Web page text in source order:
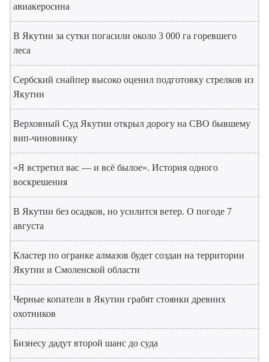
авиакеросина
В Якутии за сутки погасили около 3 000 га горевшего
леса
Сербский снайпер высоко оценил подготовку стрелков из
Якутии
Верховный Суд Якутии открыл дорогу на СВО бывшему
вип-чиновнику
«Я встретил вас — и всё былое». История одного
воскрешения
В Якутии без осадков, но усилится ветер. О погоде 7
августа
Кластер по огранке алмазов будет создан на территории
Якутии и Смоленской области
Черные копатели в Якутии грабят стоянки древних
охотников
Бизнесу дадут второй шанс до суда